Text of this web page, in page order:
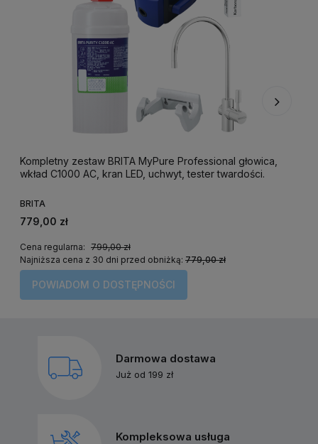
Kompletny zestaw BRITA MyPure Professional głowica,
wkład C1000 AC, kran LED, uchwyt, tester twardości.
BRITA
779,00 zł
Cena regularna: 799,00 zł
Najniższa cena z 30 dni przed obniżką: 779,00 zł
POWIADOM O DOSTĘPNOŚCI
Darmowa dostawa
Już od 199 zł
Kompleksowa usługa